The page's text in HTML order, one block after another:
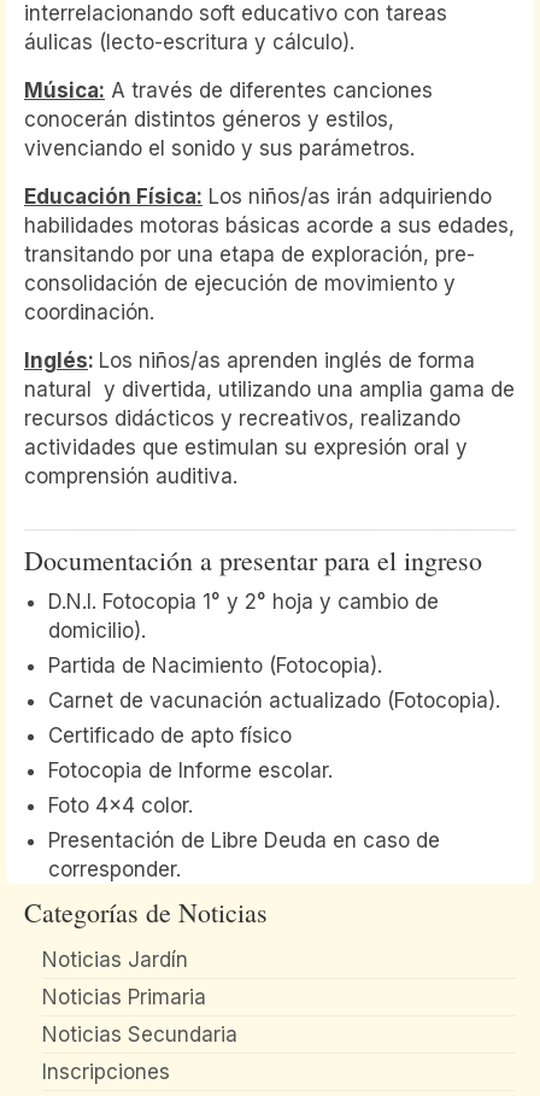
interrelacionando soft educativo con tareas
áulicas (lecto-escritura y cálculo).
Música: A través de diferentes canciones
conocerán distintos géneros y estilos,
vivenciando el sonido y sus parámetros.
Educación Física: Los niños/as irán adquiriendo
habilidades motoras básicas acorde a sus edades,
transitando por una etapa de exploración, pre-
consolidación de ejecución de movimiento y
coordinación.
Inglés: Los niños/as aprenden inglés de forma
natural y divertida, utilizando una amplia gama de
recursos didácticos y recreativos, realizando
actividades que estimulan su expresión oral y
comprensión auditiva.
Documentación a presentar para el ingreso
D.N.I. Fotocopia 1° y 2° hoja y cambio de
domicilio).
Partida de Nacimiento (Fotocopia).
Carnet de vacunación actualizado (Fotocopia).
Certificado de apto físico
Fotocopia de Informe escolar.
Foto 4×4 color.
Presentación de Libre Deuda en caso de
corresponder.
Categorías de Noticias
Noticias Jardín
Noticias Primaria
Noticias Secundaria
Inscripciones